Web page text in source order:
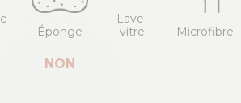
Éponge
Lave-
vitre
Microfibre
NON